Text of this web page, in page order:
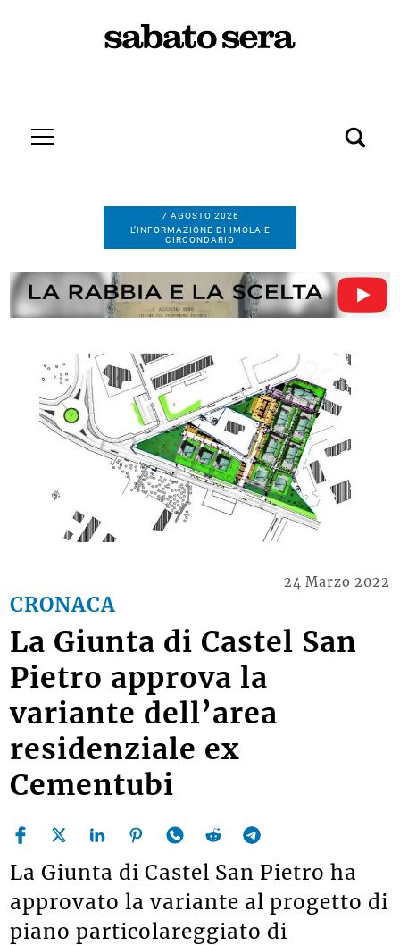
7 AGOSTO 2026
L’INFORMAZIONE DI IMOLA E
CIRCONDARIO
CRONACA
24 Marzo 2022
La Giunta di Castel San
Pietro approva la
variante dell’area
residenziale ex
Cementubi
La Giunta di Castel San Pietro ha
approvato la variante al progetto di
piano particolareggiato di